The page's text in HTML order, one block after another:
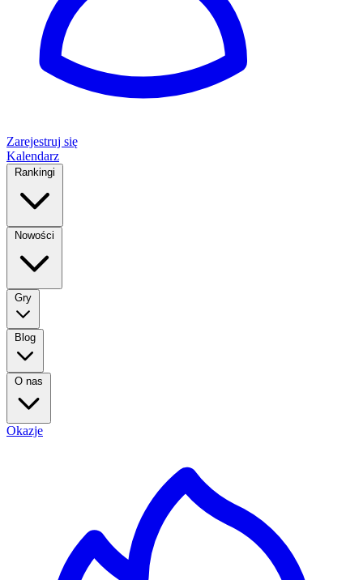
Zarejestruj się
Kalendarz
Rankingi
Nowości
Gry
Blog
O nas
Okazje